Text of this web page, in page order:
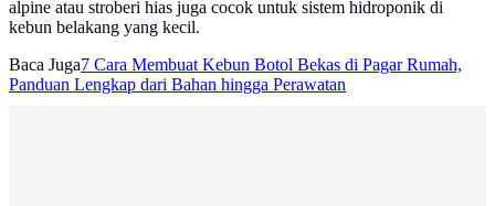
alpine atau stroberi hias juga cocok untuk sistem hidroponik di
kebun belakang yang kecil.
Baca Juga7 Cara Membuat Kebun Botol Bekas di Pagar Rumah,
Panduan Lengkap dari Bahan hingga Perawatan